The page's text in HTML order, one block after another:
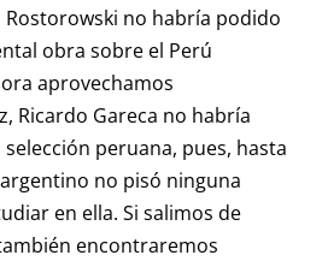
no habría podido
obra sobre el Perú
aprovechamos
Ricardo Gareca no habría
peruana, pues, hasta
no pisó ninguna
en ella. Si salimos de
encontraremos